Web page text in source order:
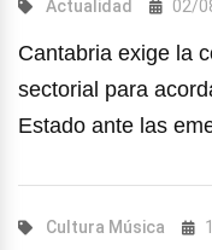
Actualidad 02/
Cantabria exige la
sectorial para
Estado ante las
Cultura Música